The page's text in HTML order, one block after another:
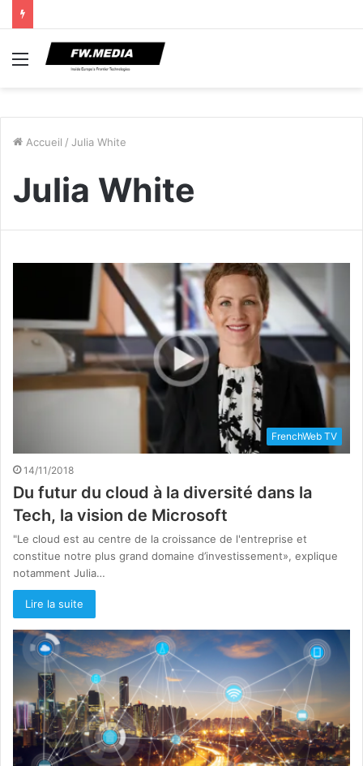
Menu
Accueil / Julia White
Julia White
FrenchWeb TV
14/11/2018
Du futur du cloud à la diversité dans la
Tech, la vision de Microsoft
"Le cloud est au centre de la croissance de l'entreprise et
constitue notre plus grand domaine d’investissement», explique
notamment Julia…
Lire la suite